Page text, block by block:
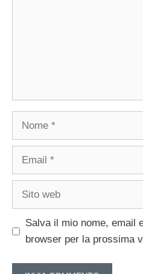
Nome
Email
Sito
Salva il mio nome, email
browser per la prossima